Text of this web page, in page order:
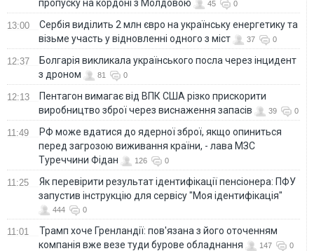
пропуску на кордоні з Молдовою 45 0
13:00
Сербія виділить 2 млн євро на українську енергетику та
візьме участь у відновленні одного з міст
37 0
12:37
Болгарія викликала українського посла через інцидент
з дроном
81 0
12:13
Пентагон вимагає від ВПК США різко прискорити
виробництво зброї через виснаження запасів
39 0
11:49
РФ може вдатися до ядерної зброї, якщо опиниться
перед загрозою виживання країни, - лава МЗС
Туреччини Фідан
126 0
11:25
Як перевірити результат ідентифікації пенсіонера: ПФУ
запустив інструкцію для сервісу "Моя ідентифікація"
444 0
11:01
Трамп хоче Гренландії: пов'язана з його оточенням
компанія вже везе туди бурове обладнання
147 0